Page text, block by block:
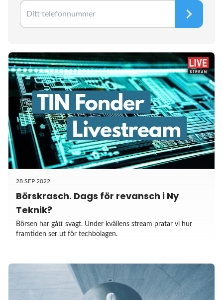
28 SEP 2022
Börskrasch. Dags för revansch i Ny
Teknik?
Börsen har gått svagt. Under kvällens stream pratar vi hur
framtiden ser ut för techbolagen.